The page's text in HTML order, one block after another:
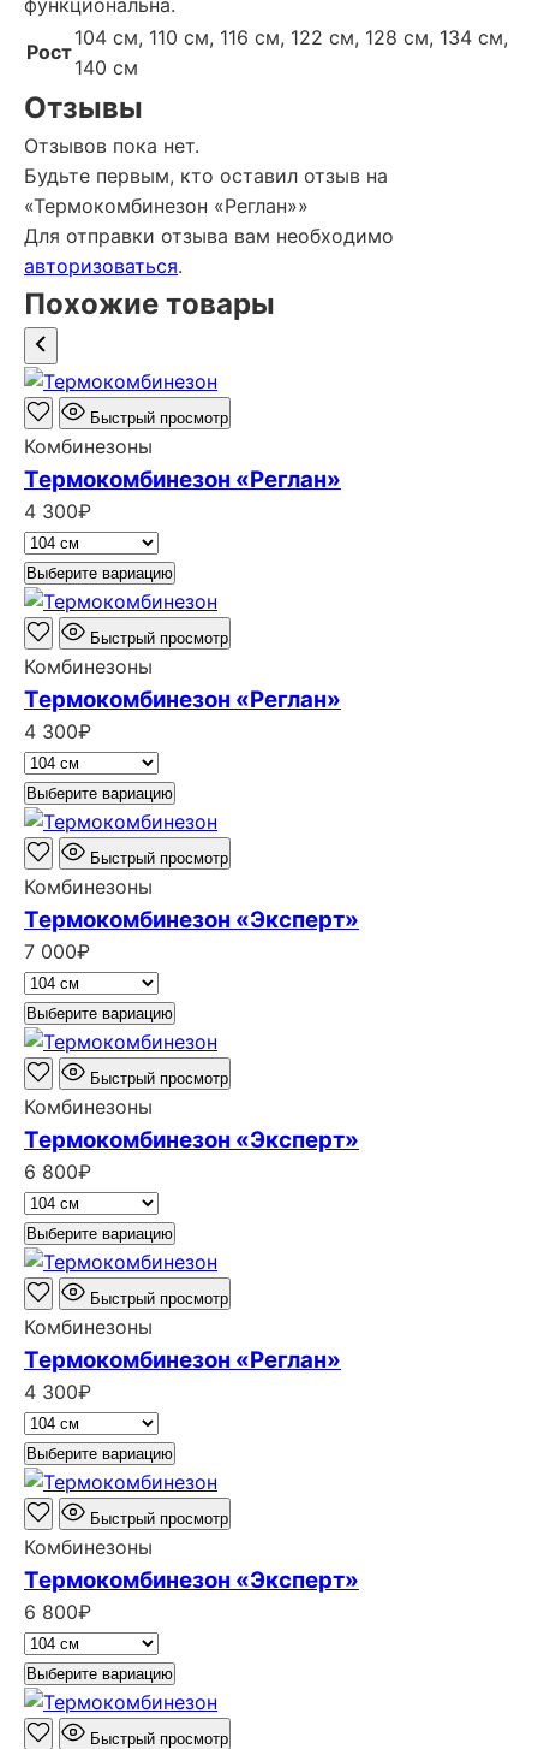
функциональна.
Рост
104 см, 110 см, 116 см, 122 см, 128 см, 134 см,
140 см
Отзывы
Отзывов пока нет.
Будьте первым, кто оставил отзыв на
«Термокомбинезон «Реглан»»
Для отправки отзыва вам необходимо
авторизоваться.
Похожие товары
Быстрый просмотр
Комбинезоны
Термокомбинезон «Реглан»
4 300₽
Выберите вариацию
Быстрый просмотр
Комбинезоны
Термокомбинезон «Реглан»
4 300₽
Выберите вариацию
Быстрый просмотр
Комбинезоны
Термокомбинезон «Эксперт»
7 000₽
Выберите вариацию
Быстрый просмотр
Комбинезоны
Термокомбинезон «Эксперт»
6 800₽
Выберите вариацию
Быстрый просмотр
Комбинезоны
Термокомбинезон «Реглан»
4 300₽
Выберите вариацию
Быстрый просмотр
Комбинезоны
Термокомбинезон «Эксперт»
6 800₽
Выберите вариацию
Быстрый просмотр